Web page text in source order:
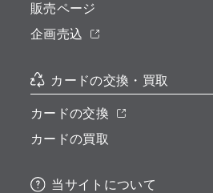
販売ページ
企画売込
カードの交換・買取
カードの交換
カードの買取
当サイトについて